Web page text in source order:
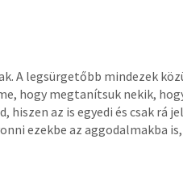
A legsürgetőbb mindezek
hogy megtanítsuk nekik,
az is egyedi és csak rá
ezekbe az aggodalmakba